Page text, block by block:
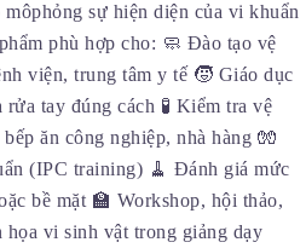
sự hiện diện của vi khuẩn
phù hợp cho: 🧼 Đào tạo vệ
viện, trung tâm y tế 🧒 Giáo dục
tay đúng cách 🧪 Kiểm tra vệ
ăn công nghiệp, nhà hàng 🧤
(IPC training) 🧹 Đánh giá mức
bề mặt 🏫 Workshop, hội thảo,
vi sinh vật trong giảng dạy